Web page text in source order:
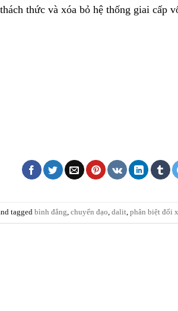
thức và xóa bỏ hệ thống giai cấp
tagged bình đẳng, chuyển đạo, dalit, phân biệt đối